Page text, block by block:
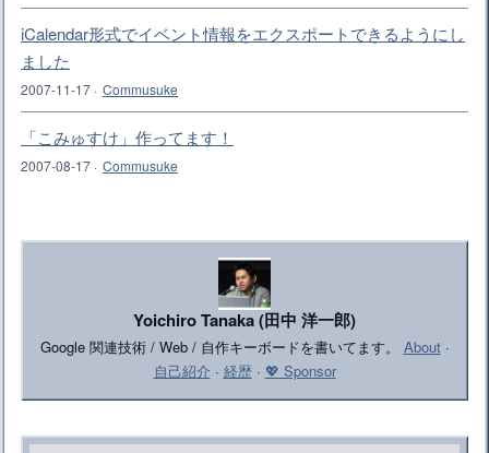
iCalendar形式でイベント情報をエクスポートできるようにし
ました
2007-11-17 · Commusuke
「こみゅすけ」作ってます！
2007-08-17 · Commusuke
Yoichiro Tanaka (田中 洋一郎)
Google 関連技術 / Web / 自作キーボードを書いてます。 About·
自己紹介 · 経歴· 💖 Sponsor